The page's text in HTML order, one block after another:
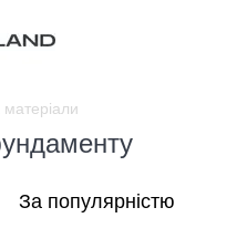
матеріали
За популярністю